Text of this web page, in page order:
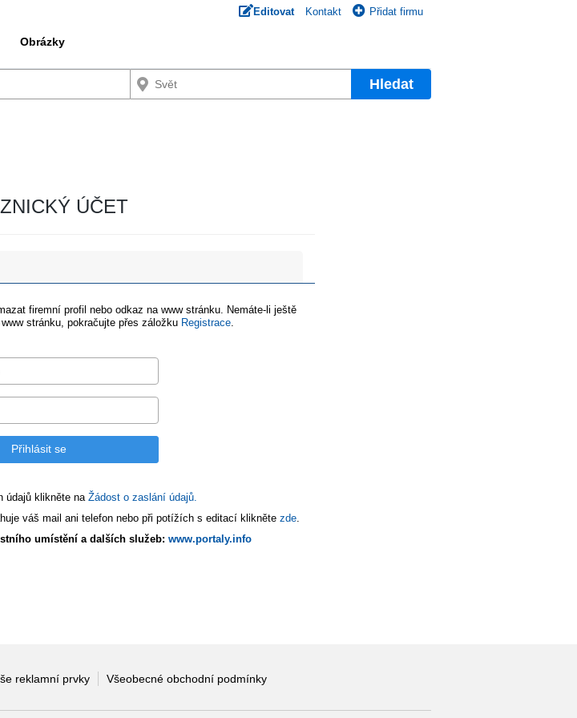
Editovat Kontakt Přidat firmu
Obrázky
Hledat
ÚČET
firemní profil nebo odkaz na www stránku. Nemáte-li ještě
stránku, pokračujte přes záložku Registrace
údajů klikněte na Žádost o zaslání údajů.
váš mail ani telefon nebo při potížích s editací klikněte zde
umístění a dalších služeb: www.portaly.info
reklamní prvky Všeobecné obchodní podmínky